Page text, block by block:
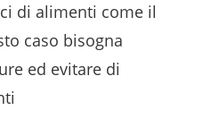
di alimenti come il
caso bisogna
ed evitare di